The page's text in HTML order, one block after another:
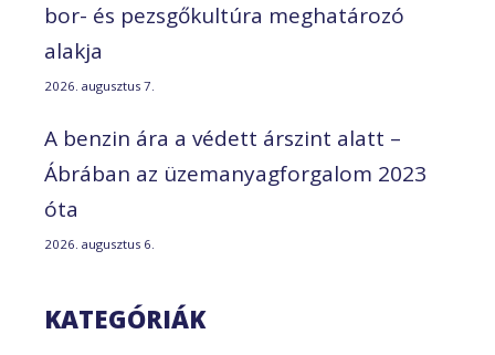
bor- és pezsgőkultúra meghatározó
alakja
2026. augusztus 7.
A benzin ára a védett árszint alatt –
Ábrában az üzemanyagforgalom 2023
óta
2026. augusztus 6.
KATEGÓRIÁK